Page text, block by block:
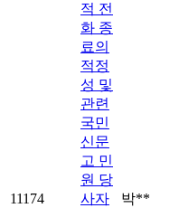
11174
적 전
화 종
료의
적정
성 및
관련
국민
신문
고 민
원 당
사자
박**